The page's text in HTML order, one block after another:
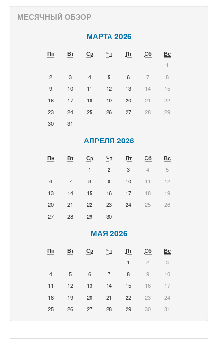
МЕСЯЧНЫЙ ОБЗОР
МАРТА 2026
Пн Вт Ср Чт Пт Сб
Вс
1
2
3 4 5 6 7
8
9
10 11 12 13 14
15
16
17 18 19 20 21
22
23
24 25 26 27 28
29
30
31
АПРЕЛЯ 2026
Пн Вт Ср Чт Пт Сб
Вс
1
2 3 4
5
6
7 8 9 10 11
12
13
14 15 16 17 18
19
20
21 22 23 24 25
26
27
28 29 30
МАЯ 2026
Пн Вт Ср Чт Пт Сб
Вс
1
2
3
4
5 6 7 8 9
10
11
12 13 14 15 16
17
18
19 20 21 22 23
24
25
26 27 28 29 30 31